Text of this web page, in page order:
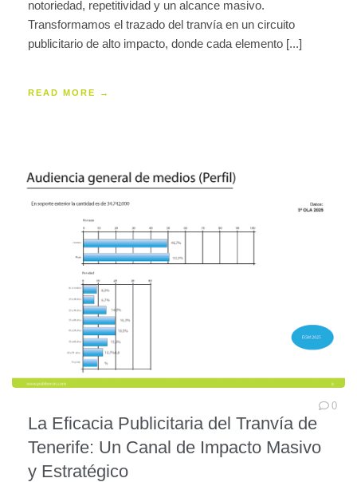
notoriedad, repetitividad y un alcance masivo.
Transformamos el trazado del tranvía en un circuito
publicitario de alto impacto, donde cada elemento [...]
READ MORE →
La Eficacia Publicitaria del Tranvía de
Tenerife: Un Canal de Impacto Masivo
y Estratégico
0